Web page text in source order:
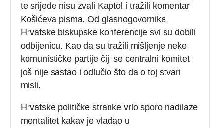
te srijede nisu zvali Kaptol i tražili komentar
Košićeva pisma. Od glasnogovornika
Hrvatske biskupske konferencije svi su dobili
odbijenicu. Kao da su tražili mišljenje neke
komunističke partije čiji se centralni komitet
još nije sastao i odlučio što da o toj stvari
misli.
Hrvatske političke stranke vrlo sporo nadilaze
mentalitet kakav je vladao u